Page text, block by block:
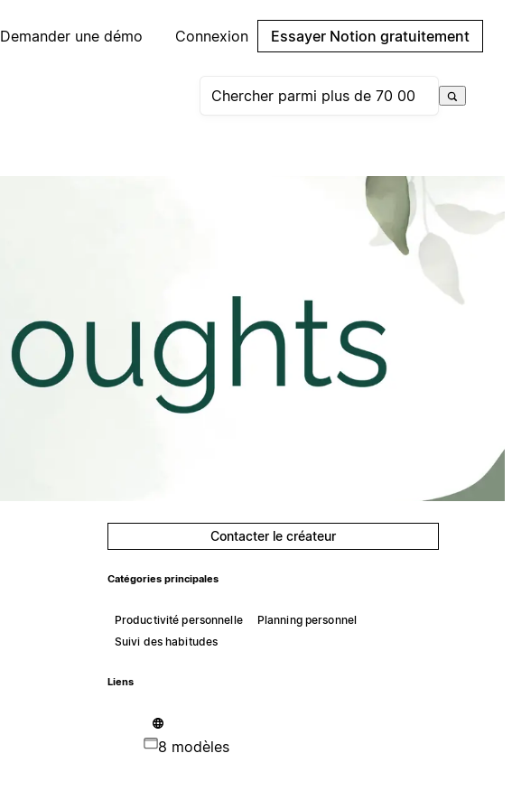
Demander une démo Connexion Essayer Notion gratuitement
Contacter le créateur
Catégories principales
Productivité personnelle
Planning personnel
Suivi des habitudes
Liens
8 modèles